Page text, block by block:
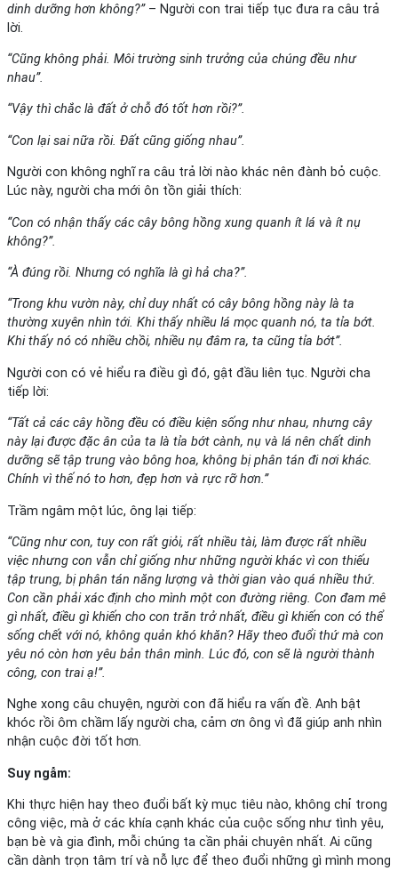
dinh dưỡng hơn không?”– Người con trai tiếp tục đưa ra câu trả
lời.
“Cũng không phải. Môi trường sinh trưởng của chúng đều như
nhau”.
“Vậy thì chắc là đất ở chỗ đó tốt hơn rồi?”.
“Con lại sai nữa rồi. Đất cũng giống nhau”.
Người con không nghĩ ra câu trả lời nào khác nên đành bỏ cuộc.
Lúc này, người cha mới ôn tồn giải thích:
“Con có nhận thấy các cây bông hồng xung quanh ít lá và ít nụ
không?”.
“À đúng rồi. Nhưng có nghĩa là gì hả cha?”.
“Trong khu vườn này, chỉ duy nhất có cây bông hồng này là ta
thường xuyên nhìn tới. Khi thấy nhiều lá mọc quanh nó, ta tỉa bớt.
Khi thấy nó có nhiều chồi, nhiều nụ đâm ra, ta cũng tỉa bớt”.
Người con có vẻ hiểu ra điều gì đó, gật đầu liên tục. Người cha
tiếp lời:
“Tất cả các cây hồng đều có điều kiện sống như nhau, nhưng cây
này lại được đặc ân của ta là tỉa bớt cành, nụ và lá nên chất dinh
dưỡng sẽ tập trung vào bông hoa, không bị phân tán đi nơi khác.
Chính vì thế nó to hơn, đẹp hơn và rực rỡ hơn.”
Trầm ngâm một lúc, ông lại tiếp:
“Cũng như con, tuy con rất giỏi, rất nhiều tài, làm được rất nhiều
việc nhưng con vẫn chỉ giống như những người khác vì con thiếu
tập trung, bị phân tán năng lượng và thời gian vào quá nhiều thứ.
Con cần phải xác định cho mình một con đường riêng. Con đam mê
gì nhất, điều gì khiến cho con trăn trở nhất, điều gì khiến con có thể
sống chết với nó, không quản khó khăn? Hãy theo đuổi thứ mà con
yêu nó còn hơn yêu bản thân mình. Lúc đó, con sẽ là người thành
công, con trai ạ!”.
Nghe xong câu chuyện, người con đã hiểu ra vấn đề. Anh bật
khóc rồi ôm chầm lấy người cha, cảm ơn ông vì đã giúp anh nhìn
nhận cuộc đời tốt hơn.
Suy ngẫm:
Khi thực hiện hay theo đuổi bất kỳ mục tiêu nào, không chỉ trong
công việc, mà ở các khía cạnh khác của cuộc sống như tình yêu,
bạn bè và gia đình, mỗi chúng ta cần phải chuyên nhất. Ai cũng
cần dành trọn tâm trí và nỗ lực để theo đuổi những gì mình mong